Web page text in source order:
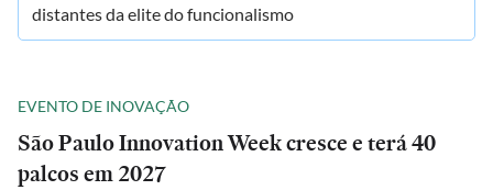
distantes da elite do funcionalismo
EVENTO DE INOVAÇÃO
São Paulo Innovation Week cresce e terá 40
palcos em 2027